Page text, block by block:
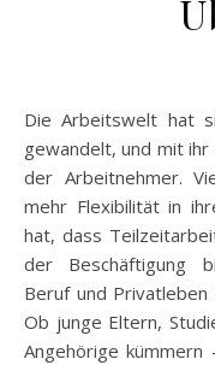
Die Arbeitswelt hat sich in den letzten Jahren erheblich
gewandelt, und mit ihr
der Arbeitnehmer.
mehr Flexibilität in
hat, dass
der Beschäftigung
Beruf und
Ob junge Eltern,
Angehörige